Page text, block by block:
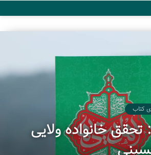
کتاب
خانواده ولایی